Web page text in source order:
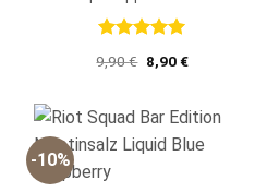
mit 5 von
9,90€ Ursprünglicher
Preis
8,90€Aktueller
-10%